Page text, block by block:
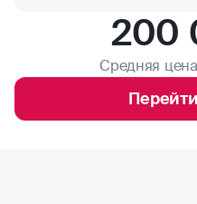
200
Средняя